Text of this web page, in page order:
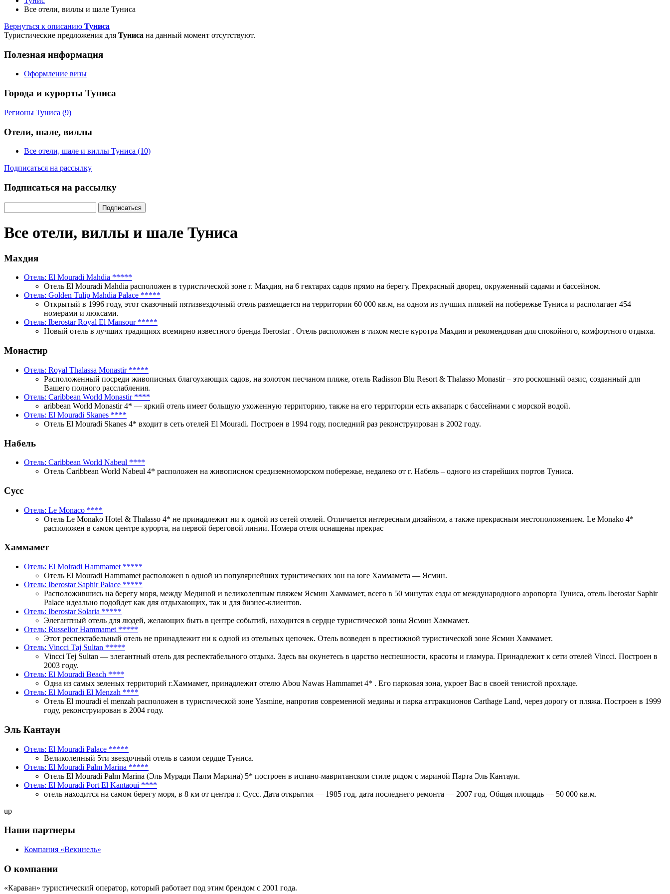
Все отели, виллы и шале Туниса
Вернуться к описанию Туниса
Туристические предложения для Туниса на данный момент отсутствуют.
Полезная информация
Оформление визы
Города и курорты Туниса
Регионы Туниса (9)
Отели, шале, виллы
Все отели, шале и виллы Туниса (10)
Подписаться на рассылку
Подписаться на рассылку
Все отели, виллы и шале Туниса
Махдия
Отель: El Mouradi Mahdia *****
Отель El Mouradi Mahdia расположен в туристической зоне г. Махдия, на 6 гектарах садов прямо на берегу. Прекрасный дворец, окруженный садами и бассейном.
Отель: Golden Tulip Mahdia Palace *****
Открытый в 1996 году, этот сказочный пятизвездочный отель размещается на территории 60 000 кв.м, на одном из лучших пляжей на побережье Туниса и располагает 454
номерами и люксами.
Отель: Iberostar Royal El Mansour *****
Новый отель в лучших традициях всемирно известного бренда Iberostar . Отель расположен в тихом месте куротра Махдия и рекомендован для спокойного, комфортного отдыха.
Монастир
Отель: Royal Thalassa Monastir *****
Расположенный посреди живописных благоухающих садов, на золотом песчаном пляже, отель Radisson Blu Resort & Thalasso Monastir – это роскошный оазис, созданный для
Вашего полного расслабления.
Отель: Caribbean World Monastir ****
aribbean World Monastir 4* — яркий отель имеет большую ухоженную территорию, также на его территории есть аквапарк с бассейнами с морской водой.
Отель: El Mouradi Skanes ****
Отель El Mouradi Skanes 4* входит в сеть отелей El Mouradi. Построен в 1994 году, последний раз реконструирован в 2002 годy.
Набель
Отель: Caribbean World Nabeul ****
Отель Caribbean World Nabeul 4* расположен на живописном средиземноморском побережье, недалеко от г. Набель – одного из старейших портов Туниса.
Сусс
Отель: Le Monaco ****
Отель Le Monako Hotel & Thalasso 4* не принадлежит ни к одной из сетей отелей. Отличается интересным дизайном, а также прекрасным местоположением. Le Monako 4*
расположен в самом центре курорта, на первой береговой линии. Номера отеля оснащены прекрас
Хаммамет
Отель: El Moiradi Hammamet *****
Отель El Mouradi Hammamet расположен в одной из популярнейших туристических зон на юге Хаммамета — Ясмин.
Отель: Iberostar Saphir Palace *****
Расположившись на берегу моря, между Мединой и великолепным пляжем Ясмин Хаммамет, всего в 50 минутах езды от международного аэропорта Туниса, отель Iberostar Saphir
Palace идеально подойдет как для отдыхающих, так и для бизнес-клиентов.
Отель: Iberostar Solaria *****
Элегантный отель для людей, желающих быть в центре событий, находится в сердце туристической зоны Ясмин Хаммамет.
Отель: Russelior Hammamet *****
Этот респектабельный отель не принадлежит ни к одной из отельных цепочек. Отель возведен в престижной туристической зоне Ясмин Хаммамет.
Отель: Vincci Тaj Sultan *****
Vincci Tej Sultan — элегантный отель для респектабельного отдыха. Здесь вы окунетесь в царство неспешности, красоты и гламура. Принадлежит к сети отелей Vincci. Построен в
2003 году.
Отель: El Mouradi Beach ****
Одна из самых зеленых территорий г.Хаммамет, принадлежит отелю Abou Nawas Hammamet 4* . Его парковая зона, укроет Вас в своей тенистой прохладе.
Отель: El Mouradi El Menzah ****
Отель El mouradi el menzah расположен в туристической зоне Yasmine, напротив современной медины и парка аттракционов Carthage Land, через дорогу от пляжа. Построен в 1999
году, реконструирован в 2004 году.
Эль Кантауи
Отель: El Mouradi Palace *****
Великолепный 5ти звездочный отель в самом сердце Туниса.
Отель: El Mouradi Palm Marina *****
Отель El Mouradi Palm Marina (Эль Муради Палм Марина) 5* построен в испано-мавританском cтиле рядом с мариной Парта Эль Кантауи.
Отель: El Mouradi Port El Kantaoui ****
отель находится на самом берегу моря, в 8 км от центра г. Сусс. Дата открытия — 1985 год, дата последнего ремонта — 2007 год. Общая площадь — 50 000 кв.м.
up
Наши партнеры
Компания «Векинель»
О компании
«Караван» туристический оператор, который работает под этим брендом с 2001 года.